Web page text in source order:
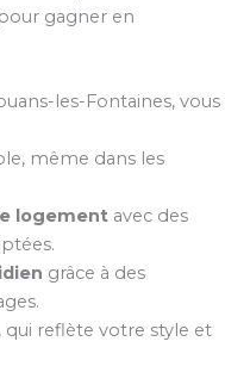
gagner en
les-Fontaines, vous
même dans les
logementavec des
grâce à des
qui reflète votre style et